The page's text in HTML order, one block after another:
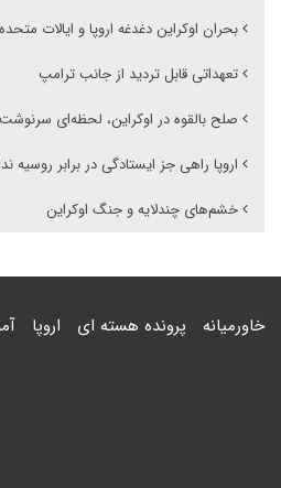
بحران اوکراین دغدغه اروپا و ایالات متحده
تعهداتی قابل تردید از جانب ترامپ
صلح بالقوه در اوکراین، لحظه‌ای
اروپا راهی جز ایستادگی در برابر روسیه
خشم‌های چندلایه و جنگ اوکراین
خاورمیانه پرونده هسته ای اروپا